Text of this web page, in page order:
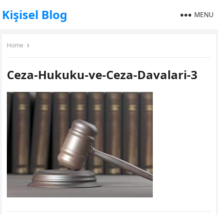
Kişisel Blog MENU
Home
Ceza-Hukuku-ve-Ceza-Davalari-3